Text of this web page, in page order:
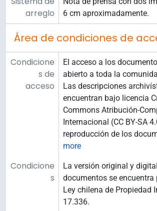
arreglo
6 cm aproximadamente.
Área de condiciones de
Condicione
s de
acceso
El acceso a los
abierto a toda la
Las descripciones
encuentran bajo licencia
Commons Atribución-
Internacional (CC BY-SA
reproducción de los
more
Condicione
s
La versión original y
documentos se encuentra
Ley chilena de Propiedad
17.336.